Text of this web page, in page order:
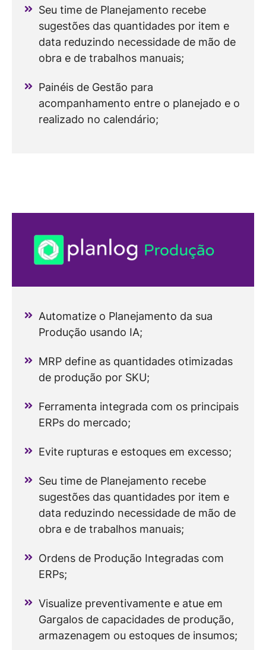
Seu time de Planejamento recebe
sugestões das quantidades por item e
data reduzindo necessidade de mão de
obra e de trabalhos manuais;
Painéis de Gestão para
acompanhamento entre o planejado e o
realizado no calendário;
Automatize o Planejamento da sua
Produção usando IA;
MRP define as quantidades otimizadas
de produção por SKU;
Ferramenta integrada com os principais
ERPs do mercado;
Evite rupturas e estoques em excesso;
Seu time de Planejamento recebe
sugestões das quantidades por item e
data reduzindo necessidade de mão de
obra e de trabalhos manuais;
Ordens de Produção Integradas com
ERPs;
Visualize preventivamente e atue em
Gargalos de capacidades de produção,
armazenagem ou estoques de insumos;